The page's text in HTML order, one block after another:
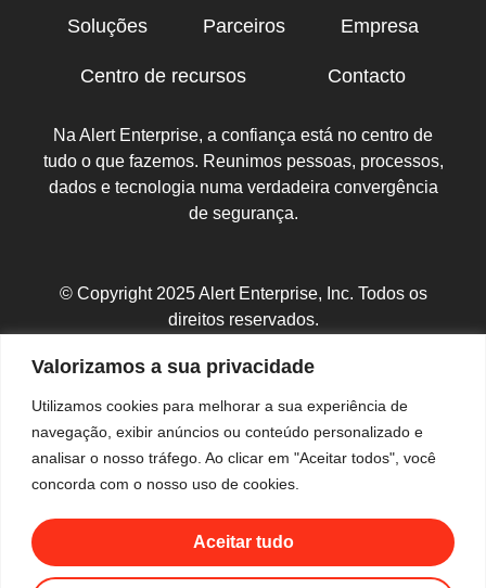
Valorizamos a sua privacidade
Utilizamos cookies para melhorar a sua experiência de
navegação, exibir anúncios ou conteúdo personalizado e
analisar o nosso tráfego. Ao clicar em "Aceitar todos", você
concorda com o nosso uso de cookies.
Aceitar tudo
Soluções Parceiros Empresa
Centro de recursos Contacto
Na Alert Enterprise, a confiança está no centro de
tudo o que fazemos. Reunimos pessoas, processos,
dados e tecnologia numa verdadeira convergência
de segurança.
© Copyright 2025 Alert Enterprise, Inc. Todos os
direitos reservados.